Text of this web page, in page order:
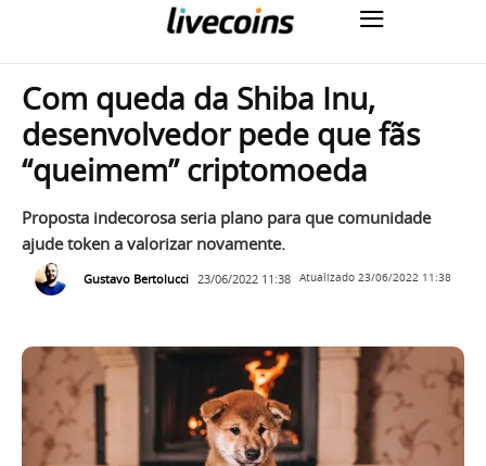
Com queda da Shiba Inu,
desenvolvedor pede que fãs
“queimem” criptomoeda
Proposta indecorosa seria plano para que comunidade
ajude token a valorizar novamente.
Gustavo Bertolucci 23/06/2022 11:38 Atualizado 23/06/2022 11:38